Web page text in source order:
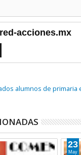
acciones.mx
alumnos de primaria
23
May